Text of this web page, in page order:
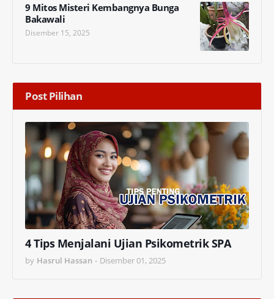
9 Mitos Misteri Kembangnya Bunga
Bakawali
Disember 15, 2025
Post Pilihan
4 Tips Menjalani Ujian Psikometrik SPA
by Hasrul Hassan - Disember 01, 2025